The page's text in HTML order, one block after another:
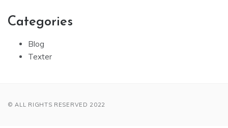
Categories
Blog
Texter
© ALL RIGHTS RESERVED 2022